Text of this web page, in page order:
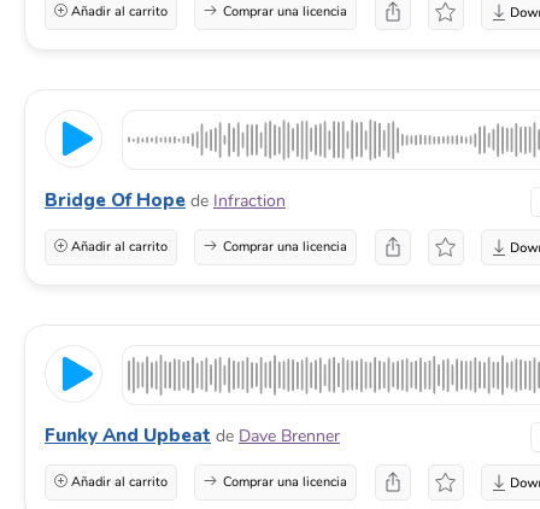
Añadir al carrito Comprar una licencia
Bridge Of Hope de Infraction
Añadir al carrito Comprar una licencia
Funky And Upbeat de Dave Brenner
Añadir al carrito Comprar una licencia